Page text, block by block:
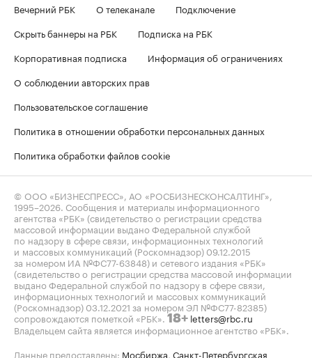
Вечерний РБК
О телеканале
Подключение
Скрыть баннеры на РБК
Подписка на РБК
Корпоративная подписка
Информация об ограничениях
О соблюдении авторских прав
Пользовательское соглашение
Политика в отношении обработки персональных данных
Политика обработки файлов cookie
© ООО «БИЗНЕСПРЕСС», АО «РОСБИЗНЕСКОНСАЛТИНГ»,
1995–2026 . Сообщения и материалы информационного
агентства «РБК» (свидетельство о регистрации средства
массовой информации выдано Федеральной службой
по надзору в сфере связи, информационных технологий
и массовых коммуникаций (Роскомнадзор) 09.12.2015
за номером ИА №ФС77-63848) и сетевого издания «РБК»
(свидетельство о регистрации средства массовой информации
выдано Федеральной службой по надзору в сфере связи,
информационных технологий и массовых коммуникаций
(Роскомнадзор) 03.12.2021 за номером ЭЛ №ФС77-82385)
сопровождаются пометкой «РБК». 18+ letters@rbc.ru
Владельцем сайта является информационное агентство «РБК».
Данные предоставлены: Мосбиржа Санкт-Петербургская